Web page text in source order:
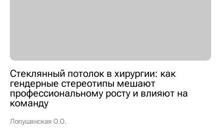
Стеклянный потолок в хирургии: как
гендерные стереотипы мешают
профессиональному росту и влияют на
команду
Лопушанская О.О.